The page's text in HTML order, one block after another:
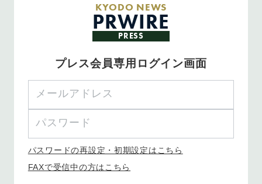
KYODO NEWS
PRWIRE
PRESS
プレス会員専用ログイン画面
パスワードの再設定・初期設定はこちら
FAXで受信中の方はこちら